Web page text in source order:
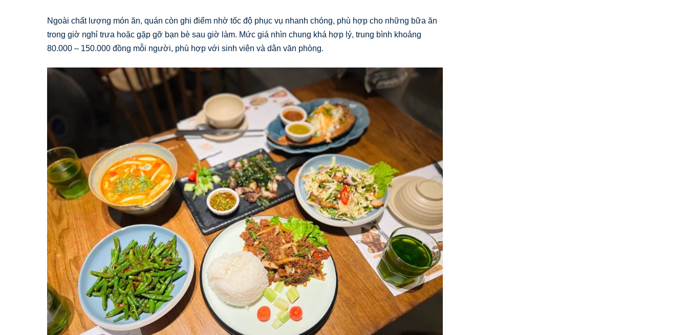
Ngoài chất lượng món ăn, quán còn ghi điểm nhờ tốc độ phục vụ nhanh chóng, phù hợp cho những bữa ăn
trong giờ nghỉ trưa hoặc gặp gỡ bạn bè sau giờ làm. Mức giá nhìn chung khá hợp lý, trung bình khoảng
80.000 – 150.000 đồng mỗi người, phù hợp với sinh viên và dân văn phòng.